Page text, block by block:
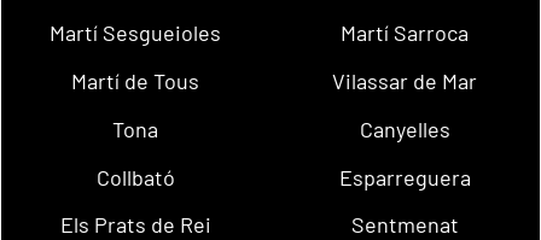
Martí Sesgueioles
Martí Sarroca
Martí de Tous
Vilassar de Mar
Tona
Canyelles
Collbató
Esparreguera
Els Prats de Rei
Sentmenat